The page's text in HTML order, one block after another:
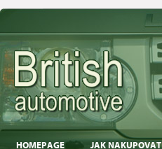
HOMEPAGE JAK NAKUPOVAT